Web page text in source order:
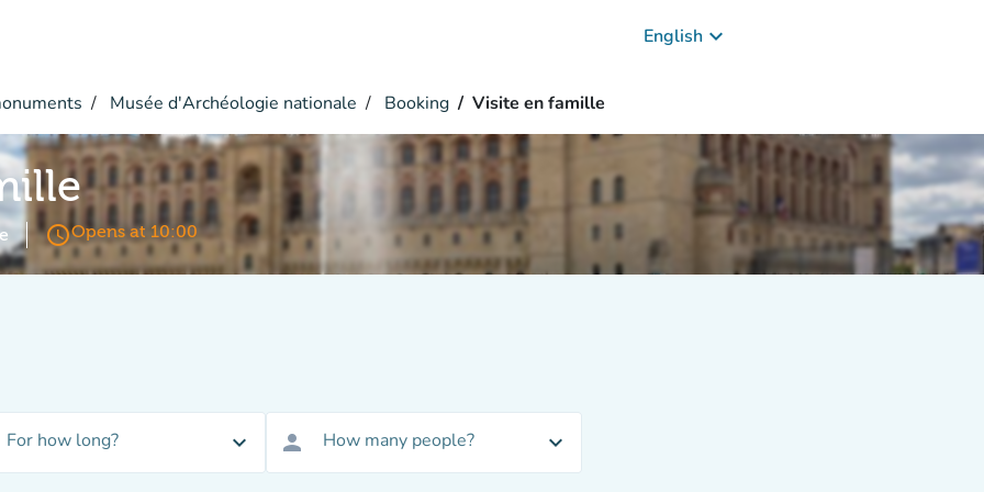
English keyboard_arrow_down
Musée d'Archéologie nationale Booking Visite en famille
access_timeOpens at 10:00
For how long? expand_more person How many people? expand_more